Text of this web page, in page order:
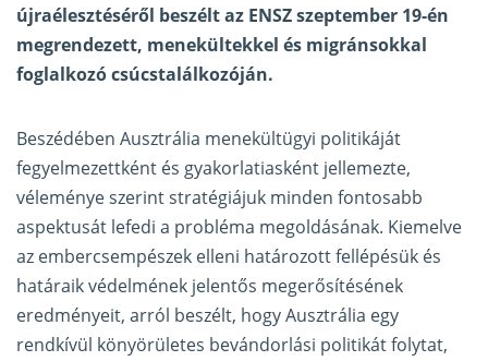
újraélesztéséről beszélt az ENSZ szeptember 19-én
megrendezett, menekültekkel és migránsokkal
foglalkozó csúcstalálkozóján.
Beszédében Ausztrália menekültügyi politikáját
fegyelmezettként és gyakorlatiasként jellemezte,
véleménye szerint stratégiájuk minden fontosabb
aspektusát lefedi a probléma megoldásának. Kiemelve
az embercsempészek elleni határozott fellépésük és
határaik védelmének jelentős megerősítésének
eredményeit, arról beszélt, hogy Ausztrália egy
rendkívül könyörületes bevándorlási politikát folytat,